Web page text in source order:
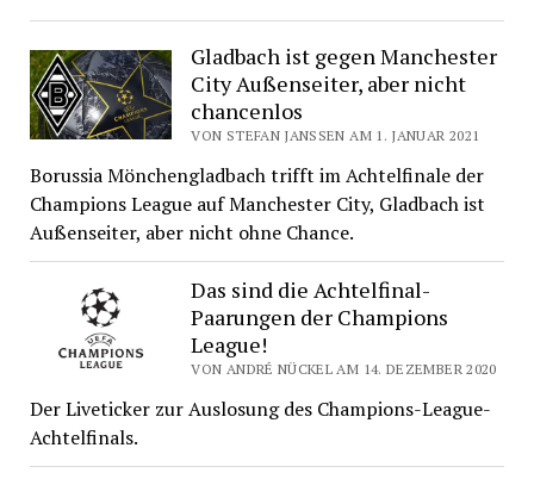
Gladbach ist gegen Manchester
City Außenseiter, aber nicht
chancenlos
VON STEFAN JANSSEN AM 1. JANUAR 2021
Borussia Mönchengladbach trifft im Achtelfinale der
Champions League auf Manchester City, Gladbach ist
Außenseiter, aber nicht ohne Chance.
Das sind die Achtelfinal-
Paarungen der Champions
League!
VON ANDRÉ NÜCKEL AM 14. DEZEMBER 2020
Der Liveticker zur Auslosung des Champions-League-
Achtelfinals.